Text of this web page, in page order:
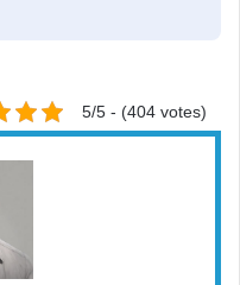
5/5 - (404 votes)